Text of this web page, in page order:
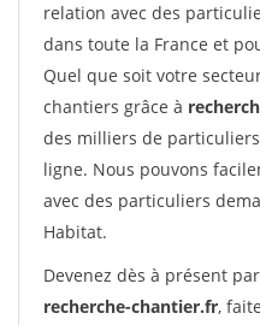
relation avec des
dans toute la France et
Quel que soit votre
chantiers grâce à
des milliers de
ligne. Nous pouvons
avec des particuliers
Habitat.
Devenez dès à présent
recherche-chantier.fr,